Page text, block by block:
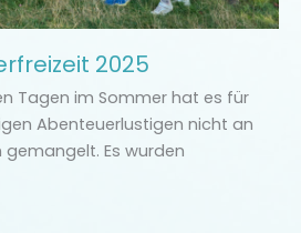
2025
Tagen im Sommer hat es für
Abenteuerlustigen nicht an
gemangelt. Es wurden